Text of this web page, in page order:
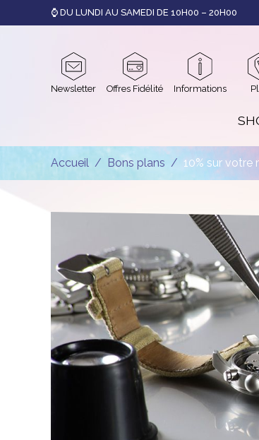
⌚ DU LUNDI AU SAMEDI DE 10H00 – 20H00
Newsletter Offres Fidélité Informations
Accueil Bons plans 10% sur votre